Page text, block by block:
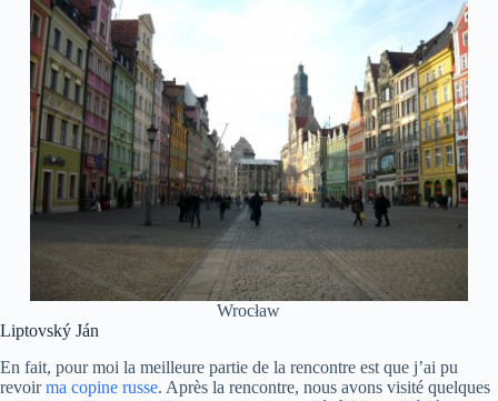
Wrocław
Liptovský Ján
En fait, pour moi la meilleure partie de la rencontre est que j’ai pu
revoirma copine russe. Après la rencontre, nous avons visité quelques